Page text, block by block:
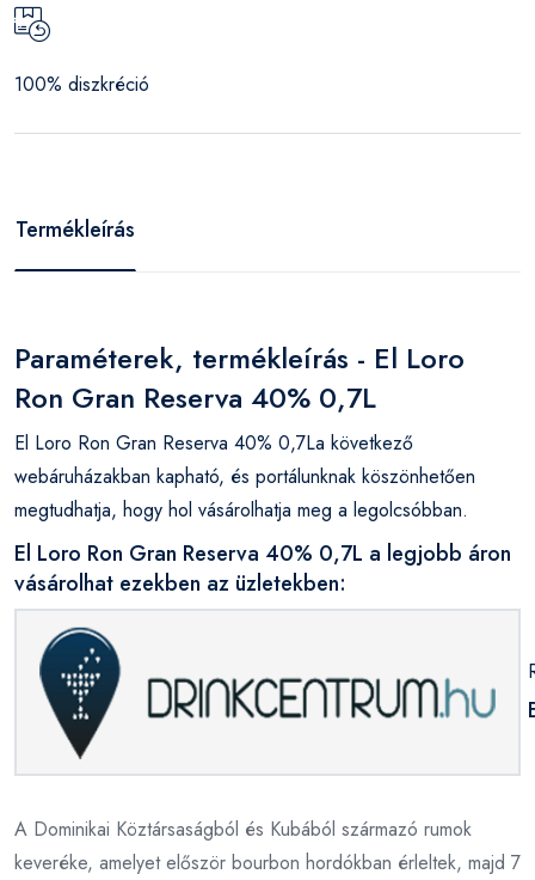
100% diszkréció
Termékleírás
Paraméterek, termékleírás - El Loro
Ron Gran Reserva 40% 0,7L
El Loro Ron Gran Reserva 40% 0,7La következő
webáruházakban kapható, és portálunknak köszönhetően
megtudhatja, hogy hol vásárolhatja meg a legolcsóbban.
El Loro Ron Gran Reserva 40% 0,7L a legjobb áron
vásárolhat ezekben az üzletekben:
A Dominikai Köztársaságból és Kubából származó rumok
keveréke, amelyet először bourbon hordókban érleltek, majd 7